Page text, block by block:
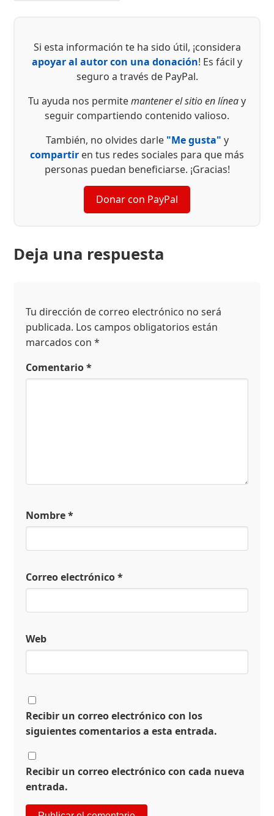
Si esta información te ha sido útil, ¡considera
apoyar al autor con una donación! Es fácil y
seguro a través de PayPal.
Tu ayuda nos permitemantener el sitio en líneay
seguir compartiendo contenido valioso.
También, no olvides darle "Me gusta" y
compartir en tus redes sociales para que más
personas puedan beneficiarse. ¡Gracias!
Donar con PayPal
Deja una respuesta
Tu dirección de correo electrónico no será
publicada. Los campos obligatorios están
marcados con*
Comentario*
Nombre*
Correo electrónico*
Web
Recibir un correo electrónico con los
siguientes comentarios a esta entrada.
Recibir un correo electrónico con cada nueva
entrada.